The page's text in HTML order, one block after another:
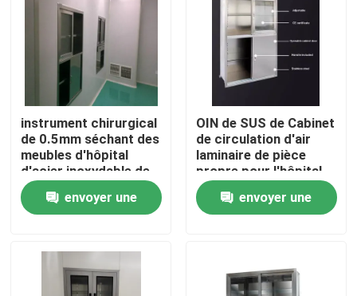
Contrôle de qualité
Contactez-nous
Nouvelles
Cas
Pièce propre modulaire
instrument chirurgical
de 0.5mm séchant des
meubles d'hôpital
d'acier inoxydable de
Cabinet
envoyer une
OIN de SUS de Cabinet
de circulation d'air
laminaire de pièce
propre pour l'hôpital
envoyer une